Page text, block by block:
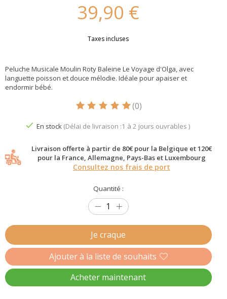
39,90 €
Taxes incluses
Peluche Musicale Moulin Roty Baleine Le Voyage d'Olga, avec
languette poisson et douce mélodie. Idéale pour apaiser et
endormir bébé.
Ce produit est évalué à
(0)
En stock (Délai de livraison :1 à 2 jours ouvrables )
Livraison offerte à partir de 80€ pour la Belgique et 120€
pour la France, Allemagne, Pays-Bas et Luxembourg
Consultez nos frais de port
Quantité :
Je craque
Ajouter à la liste de souhaits
Acheter maintenant